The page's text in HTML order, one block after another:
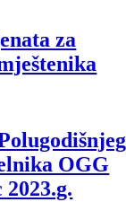
za
OGG